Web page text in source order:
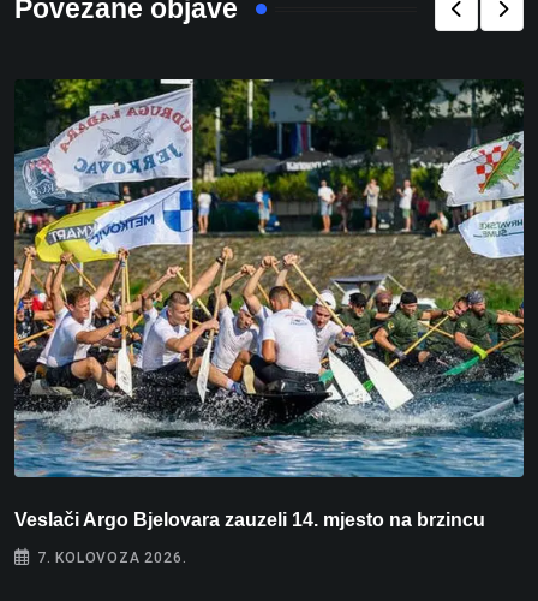
Povezane objave
Veslači Argo Bjelovara zauzeli 14. mjesto na brzincu
7. KOLOVOZA 2026.